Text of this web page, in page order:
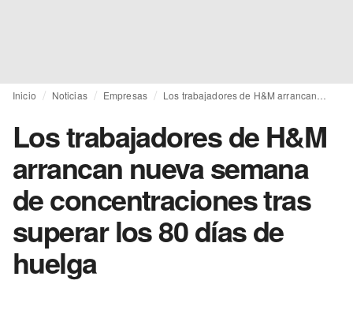
Inicio Noticias Empresas
Los trabajadores de H&M
arrancan nueva semana
de concentraciones tras
superar los 80 días de
huelga